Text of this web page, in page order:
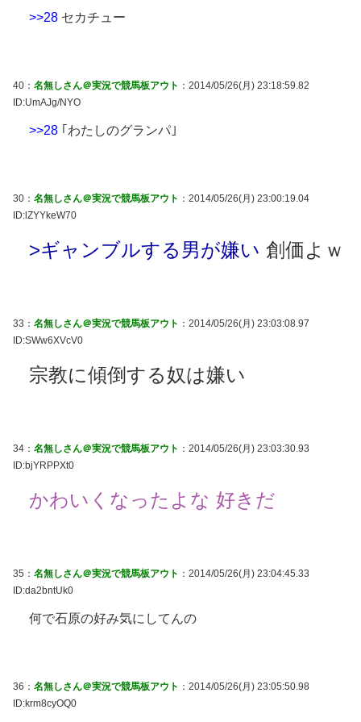
>>28 セカチュー
40： 名無しさん＠実況で競馬板アウト ：2014/05/26(月) 23:18:59.82
ID:UmAJg/NYO
>>28 ｢わたしのグランパ｣
30： 名無しさん＠実況で競馬板アウト ：2014/05/26(月) 23:00:19.04
ID:lZYYkeW70
>ギャンブルする男が嫌い 創価よｗ
33： 名無しさん＠実況で競馬板アウト ：2014/05/26(月) 23:03:08.97
ID:SWw6XVcV0
宗教に傾倒する奴は嫌い
34： 名無しさん＠実況で競馬板アウト ：2014/05/26(月) 23:03:30.93
ID:bjYRPPXt0
かわいくなったよな 好きだ
35： 名無しさん＠実況で競馬板アウト ：2014/05/26(月) 23:04:45.33
ID:da2bntUk0
何で石原の好み気にしてんの
36： 名無しさん＠実況で競馬板アウト ：2014/05/26(月) 23:05:50.98
ID:krm8cyOQ0